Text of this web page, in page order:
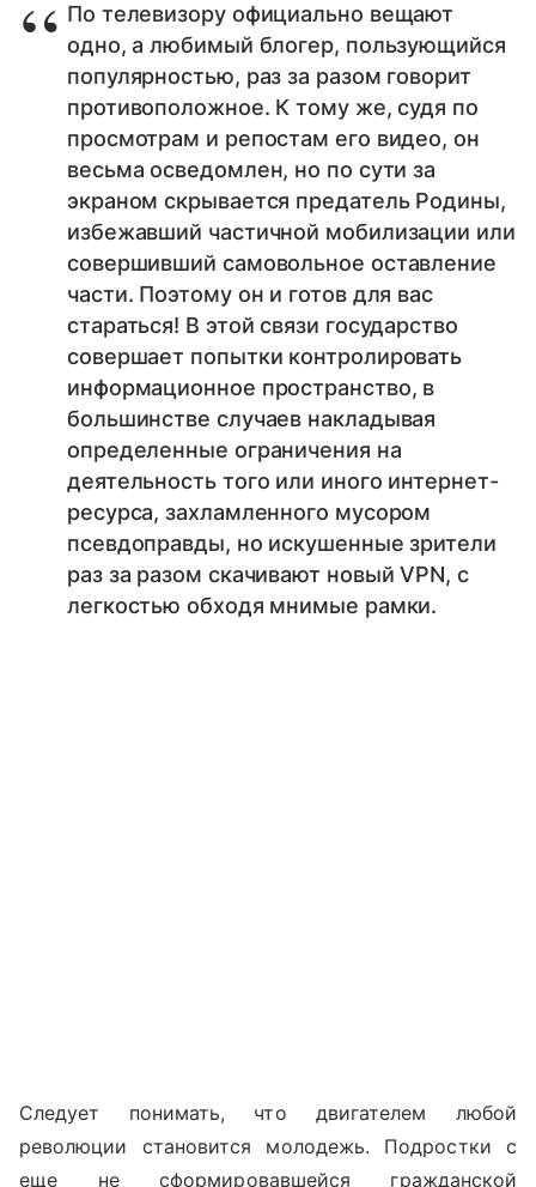
По телевизору официально вещают
одно, а любимый блогер, пользующийся
популярностью, раз за разом говорит
противоположное. К тому же, судя по
просмотрам и репостам его видео, он
весьма осведомлен, но по сути за
экраном скрывается предатель Родины,
избежавший частичной мобилизации или
совершивший самовольное оставление
части. Поэтому он и готов для вас
стараться! В этой связи государство
совершает попытки контролировать
информационное пространство, в
большинстве случаев накладывая
определенные ограничения на
деятельность того или иного интернет-
ресурса, захламленного мусором
псевдоправды, но искушенные зрители
раз за разом скачивают новый VPN, с
легкостью обходя мнимые рамки.
Следует понимать, что двигателем любой
революции становится молодежь. Подростки с
еще не сформировавшейся гражданской